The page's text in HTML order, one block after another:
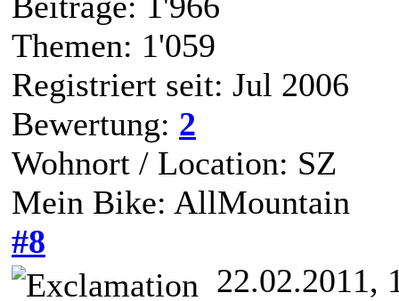
Themen: 1'059
Registriert seit: Jul 2006
Bewertung: 2
Wohnort / Location: SZ
Mein Bike: AllMountain
#8
22.02.2011,